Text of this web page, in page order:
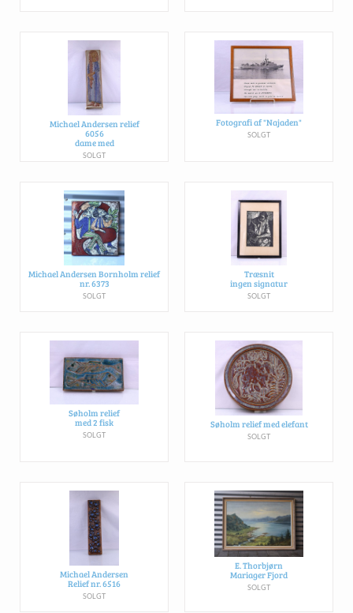
Michael Andersen relief
6056
dame med
SOLGT
Fotografi af "Najaden"
SOLGT
Michael Andersen Bornholm relief
nr. 6373
SOLGT
Træsnit
ingen signatur
SOLGT
Søholm relief
med 2 fisk
SOLGT
Søholm relief med elefant
SOLGT
Michael Andersen
Relief nr. 6516
SOLGT
E. Thorbjørn
Mariager Fjord
SOLGT